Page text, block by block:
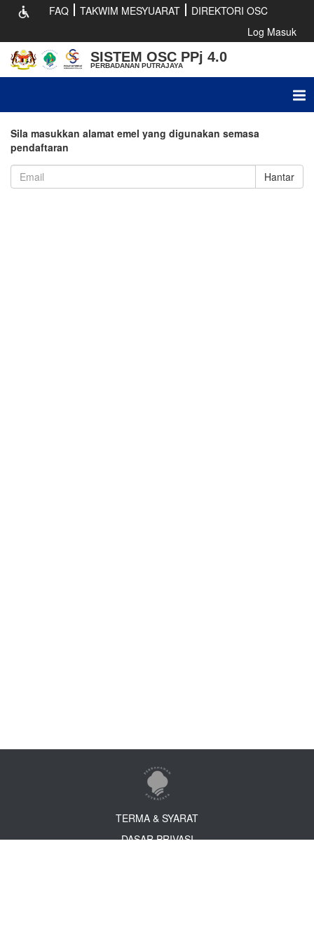
FAQ TAKWIM MESYUARAT
DIREKTORI OSC
Log Masuk
SISTEM OSC PPj 4.0
PERBADANAN PUTRAJAYA
Sila masukkan alamat emel yang digunakan semasa
pendaftaran
Hantar
TERMA & SYARAT
DASAR PRIVASI